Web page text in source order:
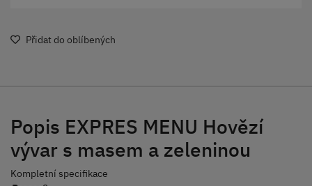
Přidat do oblíbených
Popis EXPRES MENU Hovězí
vývar s masem a zeleninou
Kompletní specifikace